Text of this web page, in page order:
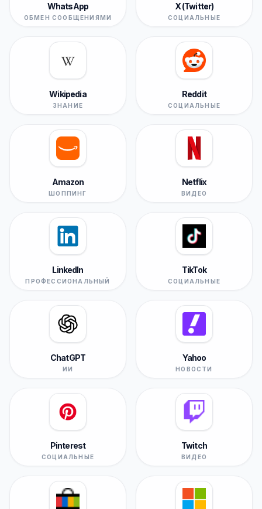
WhatsApp
ОБМЕН СООБЩЕНИЯМИ
X (Twitter)
СОЦИАЛЬНЫЕ
Wikipedia
ЗНАНИЕ
Reddit
СОЦИАЛЬНЫЕ
Amazon
ШОППИНГ
Netflix
ВИДЕО
LinkedIn
ПРОФЕССИОНАЛЬНЫЙ
TikTok
СОЦИАЛЬНЫЕ
ChatGPT
ИИ
Yahoo
НОВОСТИ
Pinterest
СОЦИАЛЬНЫЕ
Twitch
ВИДЕО